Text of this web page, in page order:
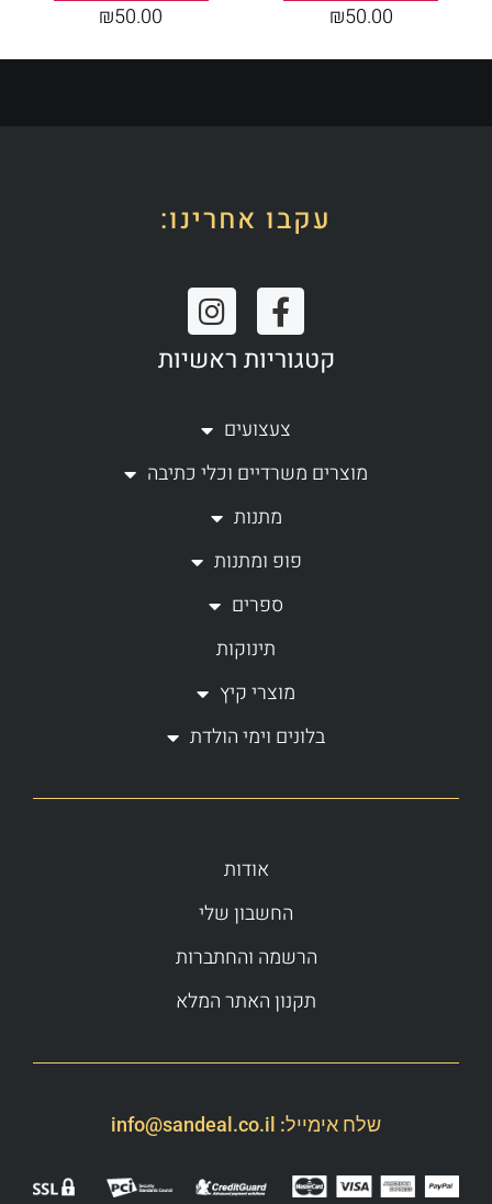
₪50.00
₪50.00
עקבו אחרינו:
F
a
c
b
o
o
k
f
I
n
s
a
r
a
קטגוריות ראשיות
צעצועים
מוצרים משרדיים וכלי כתיבה
מתנות
פופ ומתנות
ספרים
תינוקות
מוצרי קיץ
בלונים וימי הולדת
אודות
החשבון שלי
הרשמה והחתברות
תקנון האתר המלא
שלח אימייל: info@sandeal.co.il